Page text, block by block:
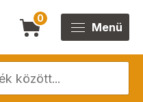
0
Menü